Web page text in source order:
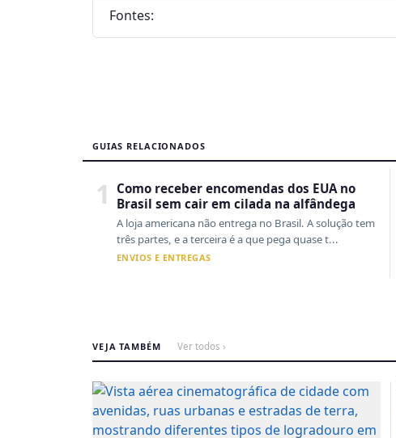
Fontes:
GUIAS RELACIONADOS
1
Como receber encomendas dos EUA no
Brasil sem cair em cilada na alfândega
A loja americana não entrega no Brasil. A solução tem
três partes, e a terceira é a que pega quase t...
ENVIOS E ENTREGAS
VEJA TAMBÉM Ver todos ›